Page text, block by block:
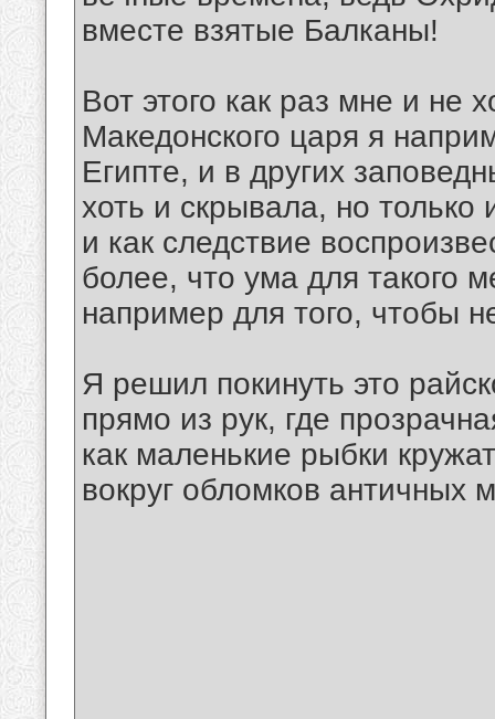
вместе взятые Балканы!
Вот этого как раз мне и не
Македонского царя я
Египте, и в других
хоть и скрывала, но только
и как следствие
более, что ума для такого
например для того, чтобы
Я решил покинуть это
прямо из рук, где
как маленькие рыбки
вокруг обломков античных